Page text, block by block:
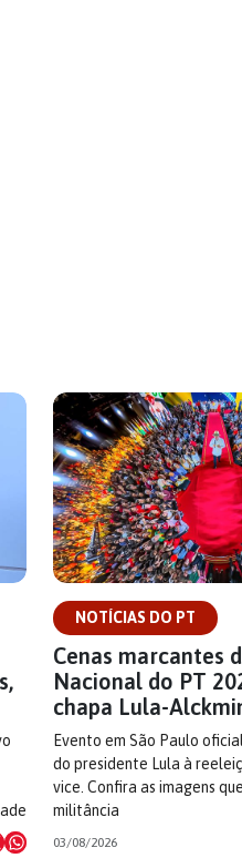
NOTÍCIAS DO PT
Cenas marcantes
Nacional do PT
chapa Lula-
Evento em São Paulo
do presidente Lula à
vice. Confira as imagens
militância
03/08/2026